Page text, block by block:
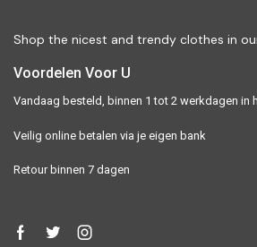
Shop the nicest and trendy clothes in
Voordelen Voor U
Vandaag besteld, binnen 1 tot 2 werkdagen in
Veilig online betalen via je eigen bank
Retour binnen 7 dagen